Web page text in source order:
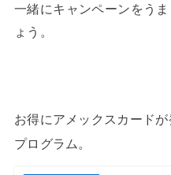
一緒にキャンペーンをう
ょう。
お得にアメックスカード
プログラム。